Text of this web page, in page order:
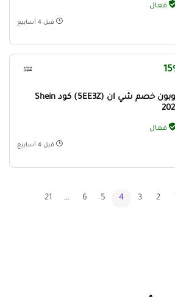
فعال
قبل 4 أسابيع
كوبون خصم شي ان (5EE3Z) كود Shein
فعال
قبل 4 أسابيع
2
3
4
5
6
…
21